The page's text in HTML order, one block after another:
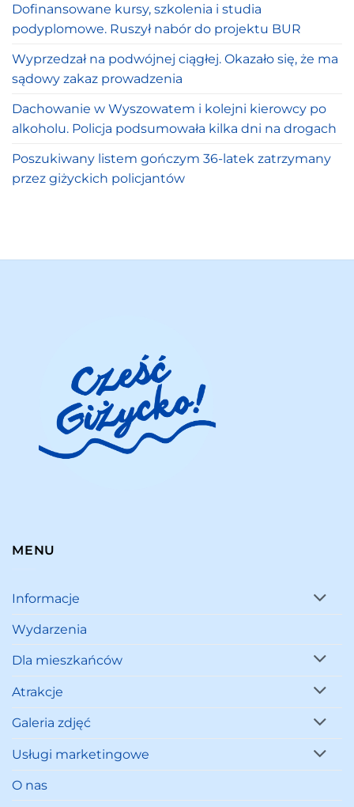
Dofinansowane kursy, szkolenia i studia
podyplomowe. Ruszył nabór do projektu BUR
Wyprzedzał na podwójnej ciągłej. Okazało się, że ma
sądowy zakaz prowadzenia
Dachowanie w Wyszowatem i kolejni kierowcy po
alkoholu. Policja podsumowała kilka dni na drogach
Poszukiwany listem gończym 36-latek zatrzymany
przez giżyckich policjantów
MENU
Informacje
Wydarzenia
Dla mieszkańców
Atrakcje
Galeria zdjęć
Usługi marketingowe
O nas